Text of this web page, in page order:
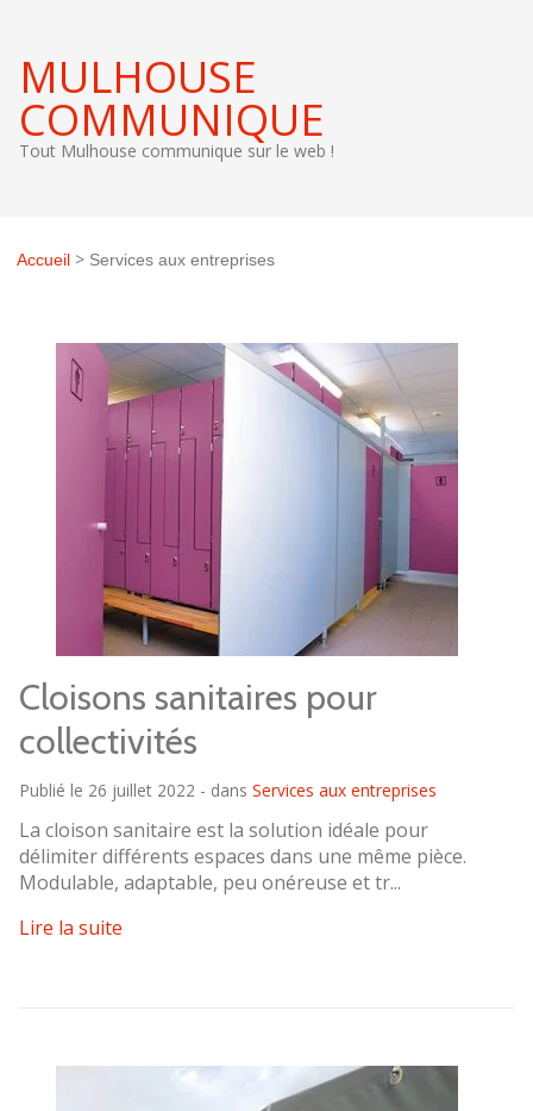
MULHOUSE
COMMUNIQUE
Tout Mulhouse communique sur le web !
Accueil > Services aux entreprises
Cloisons sanitaires pour
collectivités
Publié le 26 juillet 2022 - dans Services aux entreprises
La cloison sanitaire est la solution idéale pour
délimiter différents espaces dans une même pièce.
Modulable, adaptable, peu onéreuse et tr...
Lire la suite